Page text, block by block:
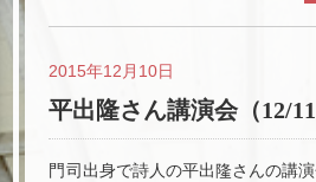
2015年12月10日
平出隆さん講演会（12/11
門司出身で詩人の平出隆さんの講